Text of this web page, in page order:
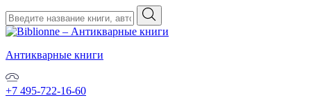
Антикварные книги
+7 495-722-16-60